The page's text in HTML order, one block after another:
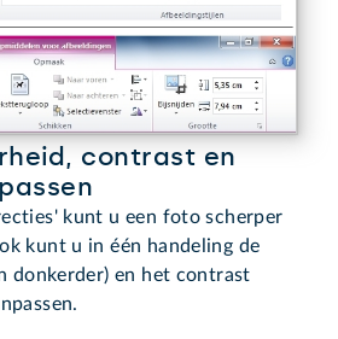
contrast en
kunt u een foto scherper
kunt u in één handeling de
donkerder) en het contrast